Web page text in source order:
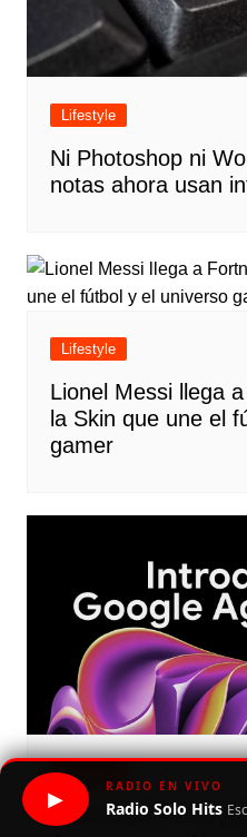
Lifestyle
Ni Photoshop ni
notas ahora usan
Lifestyle
Lionel Messi llega
la Skin que une el
gamer
Lifestyle
Revolución en la
▶
RADIO EN VIVO
Radio Solo Hits